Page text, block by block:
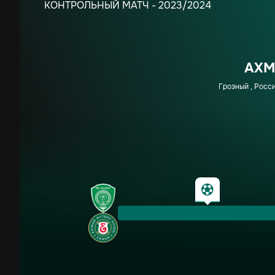
КОНТРОЛЬНЫЙ МАТЧ - 2023/2024
Грозный ,
13′